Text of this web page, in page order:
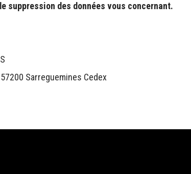
suppression des données vous concernant.
Sarreguemines Cedex